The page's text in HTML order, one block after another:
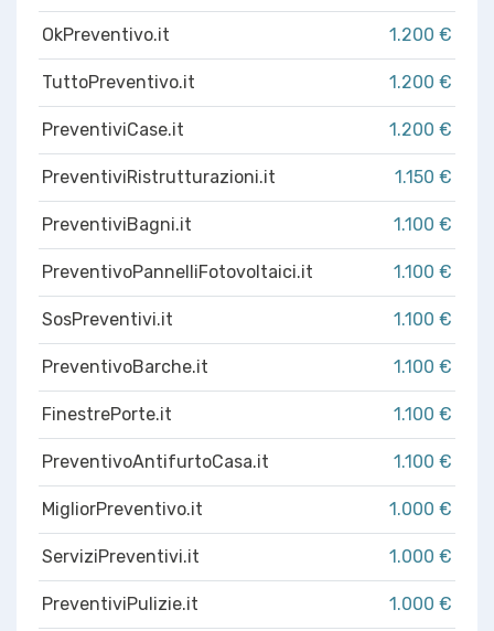
OkPreventivo.it 1.200 €
TuttoPreventivo.it 1.200 €
PreventiviCase.it 1.200 €
PreventiviRistrutturazioni.it 1.150 €
PreventiviBagni.it 1.100 €
PreventivoPannelliFotovoltaici.it 1.100 €
SosPreventivi.it 1.100 €
PreventivoBarche.it 1.100 €
FinestrePorte.it 1.100 €
PreventivoAntifurtoCasa.it 1.100 €
MigliorPreventivo.it 1.000 €
ServiziPreventivi.it 1.000 €
PreventiviPulizie.it 1.000 €